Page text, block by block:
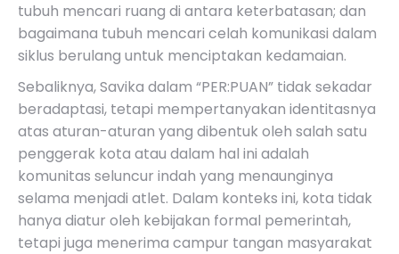
tubuh mencari ruang di antara keterbatasan; dan
bagaimana tubuh mencari celah komunikasi dalam
siklus berulang untuk menciptakan kedamaian.
Sebaliknya, Savika dalam “PER:PUAN” tidak sekadar
beradaptasi, tetapi mempertanyakan identitasnya
atas aturan-aturan yang dibentuk oleh salah satu
penggerak kota atau dalam hal ini adalah
komunitas seluncur indah yang menaunginya
selama menjadi atlet. Dalam konteks ini, kota tidak
hanya diatur oleh kebijakan formal pemerintah,
tetapi juga menerima campur tangan masyarakat